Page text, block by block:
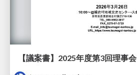
【議案書】2025年度第3回理事会